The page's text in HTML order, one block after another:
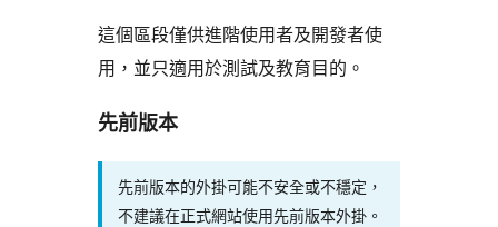
這個區段僅供進階使用者及開發者使
用，並只適用於測試及教育目的。
先前版本
先前版本的外掛可能不安全或不穩定，
不建議在正式網站使用先前版本外掛。